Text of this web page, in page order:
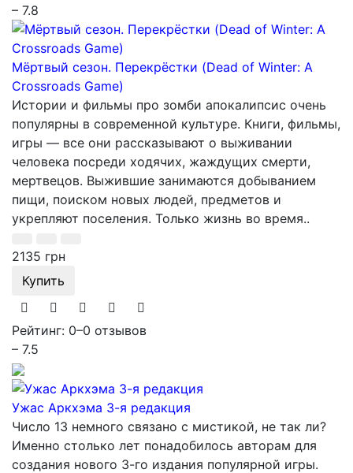
– 7.8
Мёртвый сезон. Перекрёстки (Dead of Winter: A
Crossroads Game)
Истории и фильмы про зомби апокалипсис очень
популярны в современной культуре. Книги, фильмы,
игры — все они рассказывают о выживании
человека посреди ходячих, жаждущих смерти,
мертвецов. Выжившие занимаются добыванием
пищи, поиском новых людей, предметов и
укрепляют поселения. Только жизнь во время..
2135 грн
Купить
Рейтинг: 0–0 отзывов
– 7.5
Ужас Аркхэма 3-я редакция
Число 13 немного связано с мистикой, не так ли?
Именно столько лет понадобилось авторам для
создания нового 3-го издания популярной игры.